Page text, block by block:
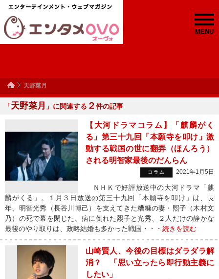
MENU
天野菜月
「天野菜月 」に関連する ２件の記事
【大河ドラマコラム】「麒麟がく
る」第三十九回「本願寺を叩け」激
動する戦国の世に翻弄（ほんろう）
される明智家最後のだんらん
コラム 2021年1月5日
ＮＨＫで好評放送中の大河ドラマ「麒
麟がくる」。１月３日放送の第三十九回「本願寺を叩け」は、長
年、明智光秀（長谷川博己）を支えてきた糟糠の妻・熙子（木村文
乃）の死で幕を閉じた。病に倒れた熙子と光秀、２人だけの静かな
最後のやり取りは、政略結婚も多かった戦国・・・ 続きを読む
山崎賢人、今後の目標はダラダラ解
消？ 「思い立ったら即行動主義に
したい」